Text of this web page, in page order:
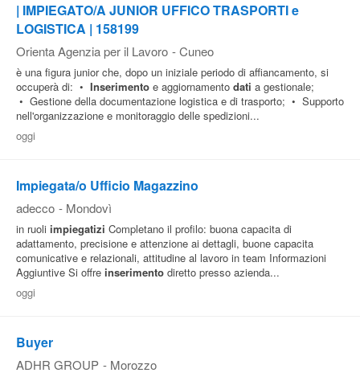
Area
Aziende
| IMPIEGATO/A JUNIOR UFFICO TRASPORTI e
LOGISTICA | 158199
Orienta Agenzia per il Lavoro - Cuneo
è una figura junior che, dopo un iniziale periodo di affiancamento, si
occuperà di: • Inserimento e aggiornamento dati a gestionale;
• Gestione della documentazione logistica e di trasporto; • Supporto
nell'organizzazione e monitoraggio delle spedizioni...
oggi
Impiegata/o Ufficio Magazzino
adecco - Mondovì
in ruoli impiegatizi Completano il profilo: buona capacita di
adattamento, precisione e attenzione ai dettagli, buone capacita
comunicative e relazionali, attitudine al lavoro in team Informazioni
Aggiuntive Si offre inserimento diretto presso azienda...
oggi
Buyer
ADHR GROUP - Morozzo